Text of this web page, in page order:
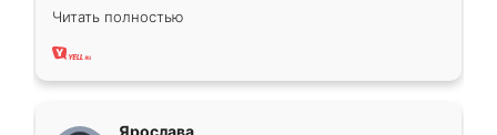
вполне довольна. Служит кухня уже почти
два года, нареканий нет.
Читать полностью
Ярослава